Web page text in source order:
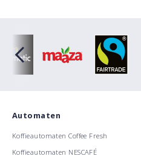
Automaten
Koffieautomaten Coffee Fresh
Koffieautomaten NESCAFÉ